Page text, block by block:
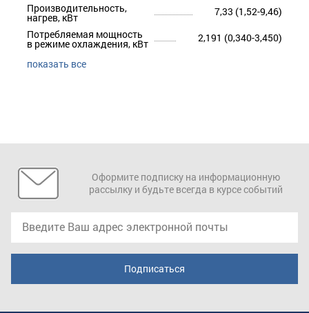
Производительность,
нагрев, кВт
7,33 (1,52-9,46)
Потребляемая мощность
в режиме охлаждения, кВт 2,191 (0,340-3,450)
показать все
Оформите подписку на информационную
рассылку и будьте всегда в курсе событий